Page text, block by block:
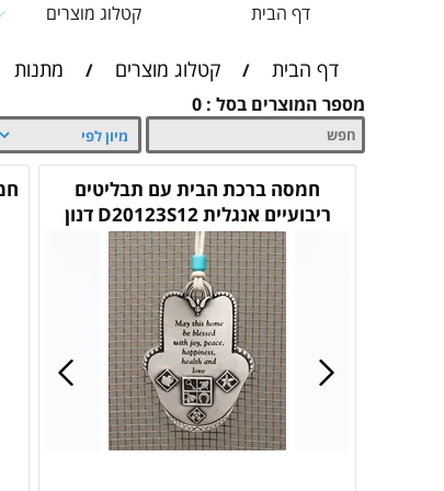
דף הבית קטלוג מוצרים
דף הבית / קטלוג מוצרים / מתנות
מספר המוצרים בסל : 0
חמסה ברכת הבית עם תבליטים
ריבועיים אנגלית D20123S12 דנון